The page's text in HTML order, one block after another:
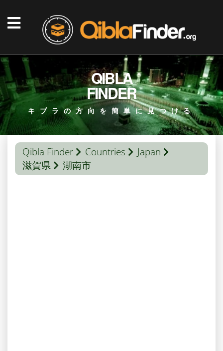
QIBLA
FINDER
キブラの方向を簡単に見つける
Qibla Finder Countries
Japan
滋賀県
湖南市